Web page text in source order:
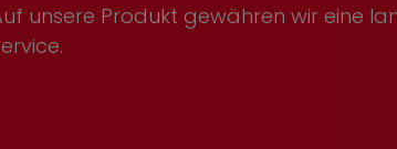
unsere Produkt gewähren wir eine